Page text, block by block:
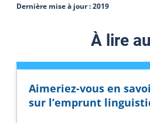
Dernière mise à jour :2019
À lire
Aimeriez-vous en
sur l’emprunt